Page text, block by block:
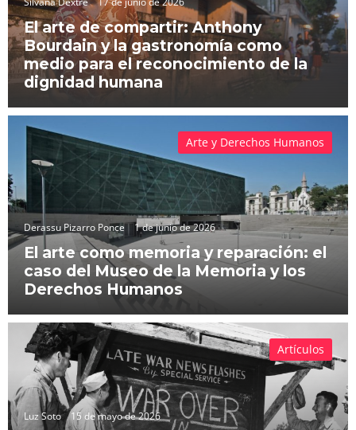
El arte de compartir: Anthony
Bourdain y la gastronomía como
medio para el reconocimiento de la
dignidad humana
Derassu Pizarro Ponce 1 de junio de 2026
El arte como memoria y reparación: el
caso del Museo de la Memoria y los
Derechos Humanos
Arte y Derechos Humanos
Luz Soto 15 de mayo de 2026
Artículos